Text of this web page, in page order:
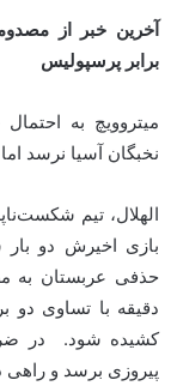
آخرین خبر از
برابر پرسپولیس
میتروویچ به
نخبگان آسیا نرسد
الهلال، تیم
بازی اخیرش دو
دقیقه با تساوی دو
کشیده شود. در
پیروزی برسد و راهی